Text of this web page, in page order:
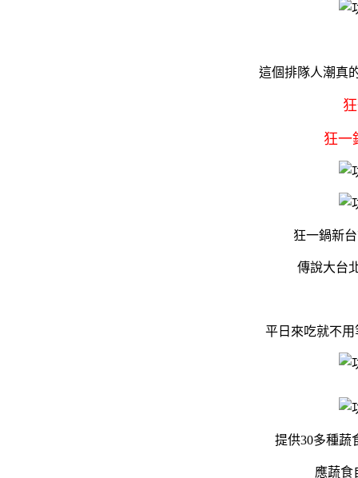
這個排隊人潮真
狂一
狂一鍋新
傳說大台
平日來吃就不
提供30多種蔬
應蔬食